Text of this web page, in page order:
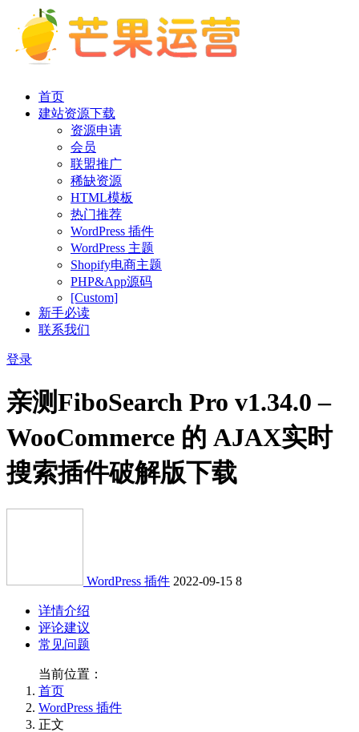
首页
建站资源下载
资源申请
会员
联盟推广
稀缺资源
HTML模板
热门推荐
WordPress 插件
WordPress 主题
Shopify电商主题
PHP&App源码
[Custom]
新手必读
联系我们
登录
亲测FiboSearch Pro v1.34.0 –
WooCommerce 的 AJAX实时
搜索插件破解版下载
WordPress 插件 2022-09-15 8
详情介绍
评论建议
常见问题
当前位置：
首页
WordPress 插件
正文